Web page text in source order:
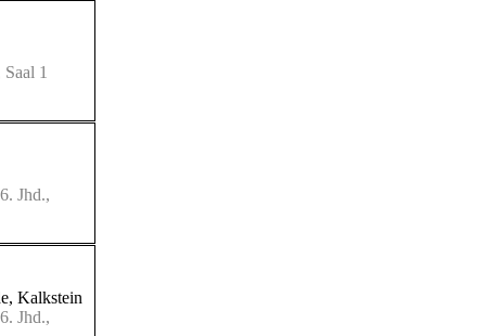
1
Jhd.,
Kalkstein
Jhd.,